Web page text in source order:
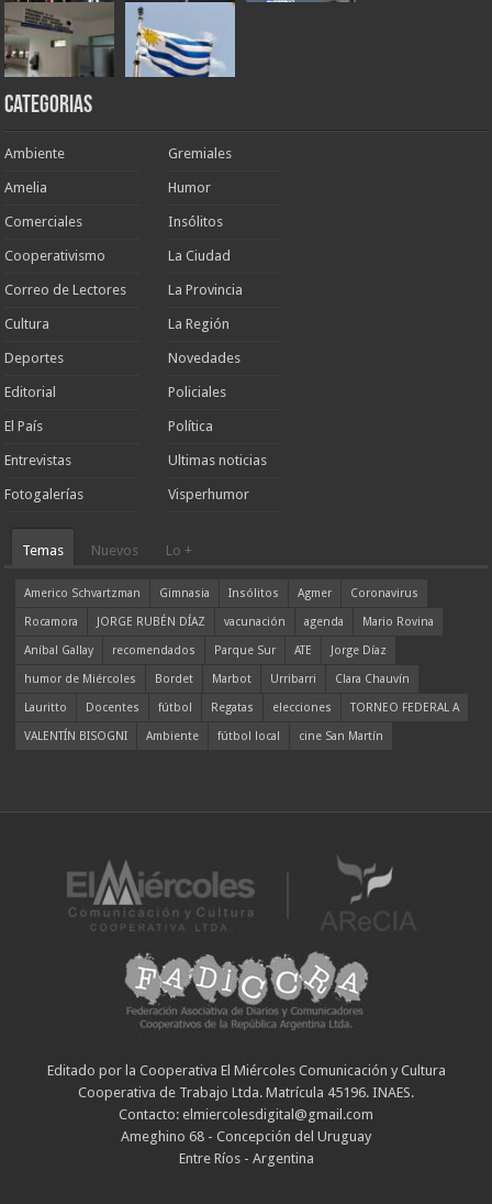
Categorias
Ambiente
Amelia
Comerciales
Cooperativismo
Correo de Lectores
Cultura
Deportes
Editorial
El País
Entrevistas
Fotogalerías
Gremiales
Humor
Insólitos
La Ciudad
La Provincia
La Región
Novedades
Policiales
Política
Ultimas noticias
Visperhumor
Temas Nuevos Lo +
Americo Schvartzman Gimnasia Insólitos Agmer
Coronavirus
Rocamora
JORGE RUBÉN DÍAZ vacunación agenda
Mario Rovina
Aníbal Gallay
recomendados Parque Sur ATE
Jorge Díaz
humor de Miércoles
Bordet Marbot Urribarri
Clara Chauvín
Lauritto
Docentes fútbol Regatas elecciones
TORNEO FEDERAL A
VALENTÍN BISOGNI
Ambiente fútbol local cine San Martín
Editado por la Cooperativa El Miércoles Comunicación y Cultura
Cooperativa de Trabajo Ltda. Matrícula 45196. INAES.
Contacto: elmiercolesdigital@gmail.com
Ameghino 68 - Concepción del Uruguay
Entre Ríos - Argentina